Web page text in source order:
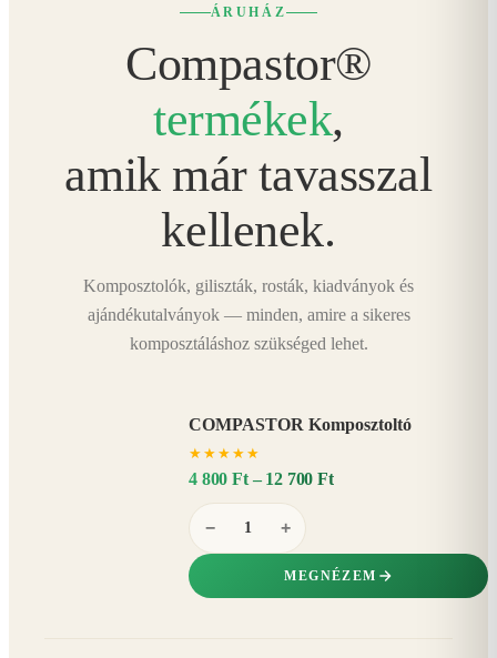
ÁRUHÁZ
Compastor®
termékek,
amik már tavasszal
kellenek.
Komposztolók, giliszták, rosták, kiadványok és
ajándékutalványok — minden, amire a sikeres
komposztáláshoz szükséged lehet.
COMPASTOR Komposztoltó
★ ★ ★ ★ ★
4 800 Ft – 12 700 Ft
− +
MEGNÉZEM